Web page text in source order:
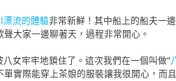
漂流的體驗非常新鮮！其中船上的船夫一
大家一邊聊著天，過程非常開心。
八女牢牢地鎖住了。這次我們在一個叫做“
單實際能穿上茶娘的服裝讓我很開心，而